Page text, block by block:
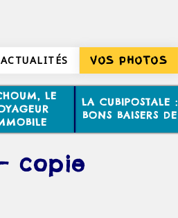
ACTUALITÉS VOS PHOTOS
LE
LA CUBIPOSTALE :
BONS BAISERS DE
– copie